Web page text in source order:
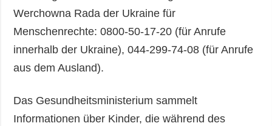
Werchowna Rada der Ukraine für
Menschenrechte: 0800-50-17-20 (für Anrufe
innerhalb der Ukraine), 044-299-74-08 (für Anrufe
aus dem Ausland).
Das Gesundheitsministerium sammelt
Informationen über Kinder, die während des